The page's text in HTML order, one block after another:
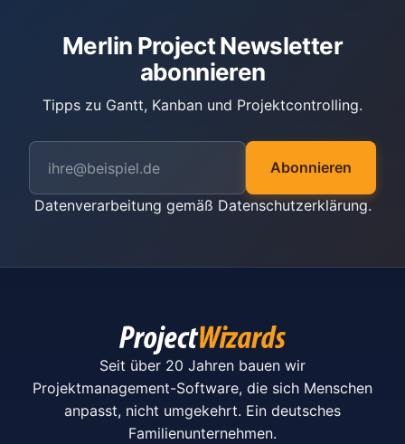
Merlin Project Newsletter
abonnieren
Tipps zu Gantt, Kanban und Projektcontrolling.
Abonnieren
Datenverarbeitung gemäß Datenschutzerklärung.
Seit über 20 Jahren bauen wir
Projektmanagement-Software, die sich Menschen
anpasst, nicht umgekehrt. Ein deutsches
Familienunternehmen.